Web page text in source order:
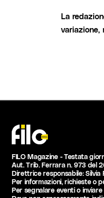
La
variazione,
FILO Magazine - Testata
Aut. Trib. Ferrara n. 973 del
Direttrice responsabile: Silvia
Per informazioni, richieste o
Per segnalare eventi o